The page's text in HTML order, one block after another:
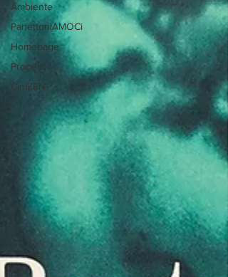
Ambiente
PanettoniAMOCi
Homepage
Progetti
CiniZEN